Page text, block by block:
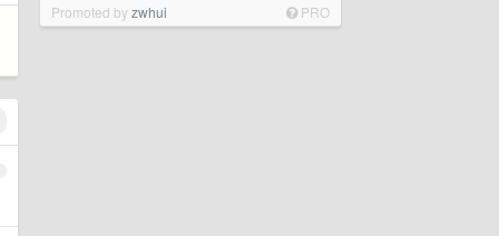
Promoted byzwhui PRO